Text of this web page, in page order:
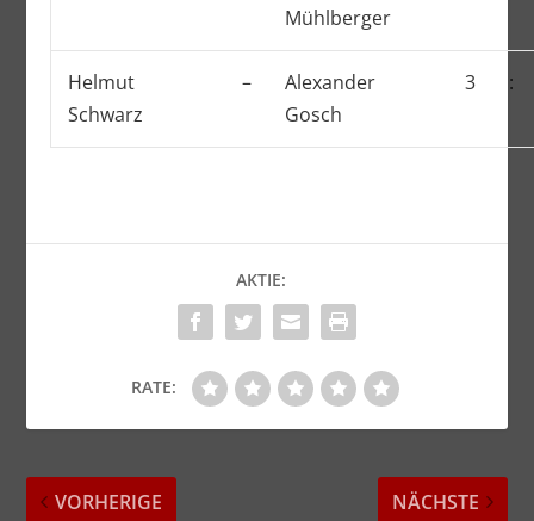
Mühlberger
Helmut
Schwarz
–
Alexander
Gosch
3 :
AKTIE:
RATE:
VORHERIGE NÄCHSTE